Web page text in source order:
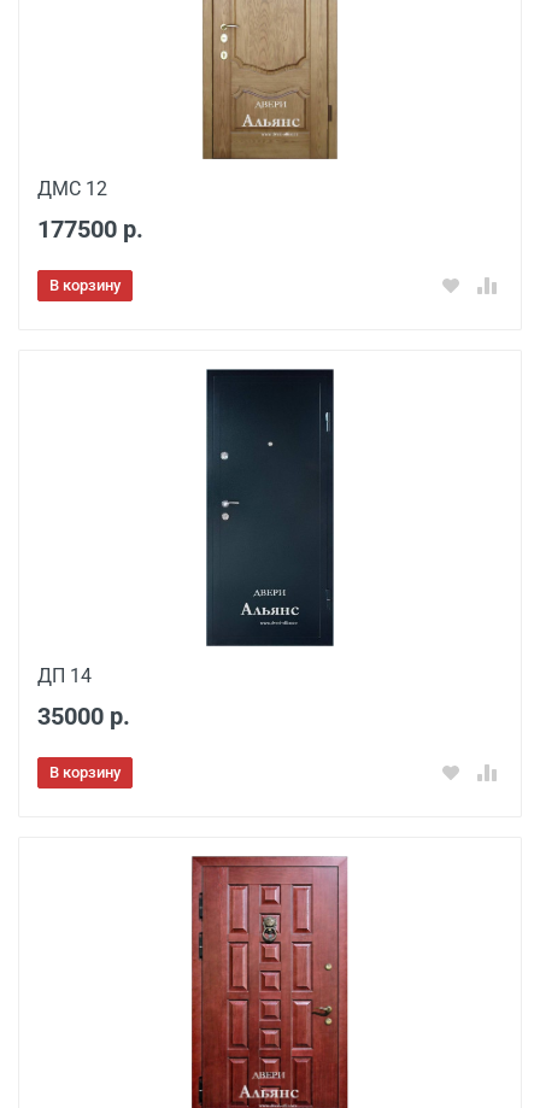
ДМС 12
177500 р.
В корзину
ДП 14
35000 р.
В корзину